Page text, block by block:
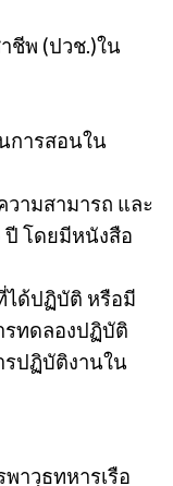
ชีพ (ปวช.)ใน
การสอนใน
วามสามารถ และ
โดยมีหนังสือ
ได้ปฏิบัติ หรือมี
รทดลองปฏิบัติ
รปฏิบัติงานใน
าวุธทหารเรือ